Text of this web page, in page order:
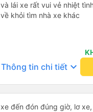
và lái xe rất vui vẻ nhiệt
về khỏi tìm nhà xe khác
Thông tin chi tiết keyboard_arrow_down
xe đến đón đúng giờ, lơ